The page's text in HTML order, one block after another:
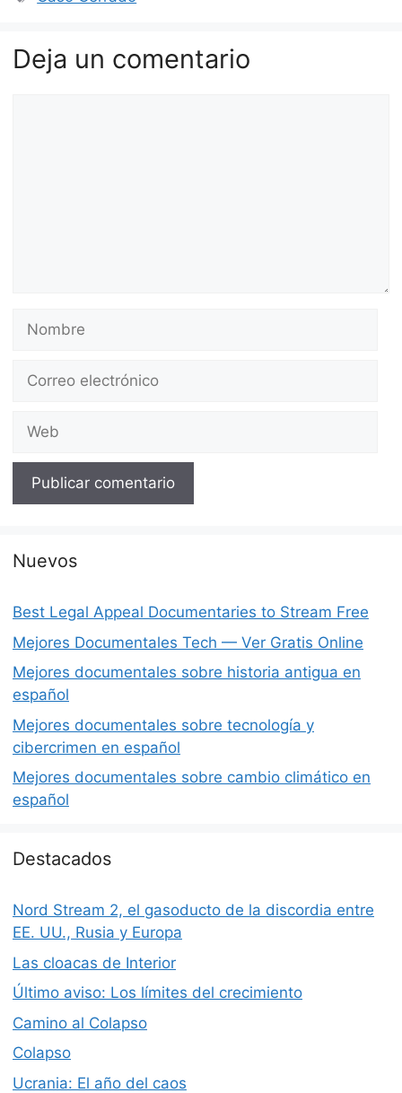
Deja un comentario
Nombre
Correo
Web
Nuevos
Best Legal Appeal Documentaries to Stream Free
Mejores Documentales Tech — Ver Gratis Online
Mejores documentales sobre historia antigua en
español
Mejores documentales sobre tecnología y
cibercrimen en español
Mejores documentales sobre cambio climático en
español
Destacados
Nord Stream 2, el gasoducto de la discordia entre
EE. UU., Rusia y Europa
Las cloacas de Interior
Último aviso: Los límites del crecimiento
Camino al Colapso
Colapso
Ucrania: El año del caos